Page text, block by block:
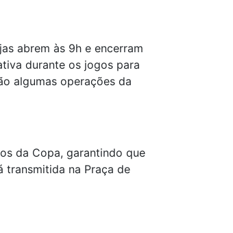
abrem às 9h e encerram
durante os jogos para
algumas operações da
da Copa, garantindo que
transmitida na Praça de